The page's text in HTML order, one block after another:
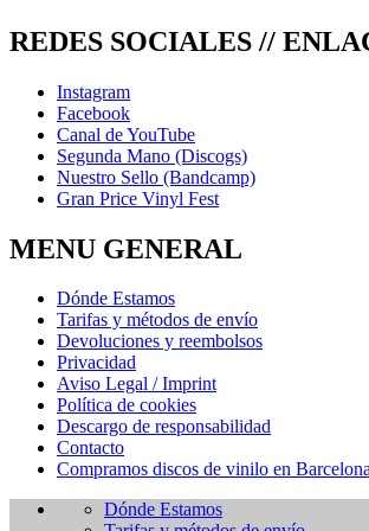
REDES SOCIALES //
Instagram
Facebook
Canal de YouTube
Segunda Mano (Discogs)
Nuestro Sello (Bandcamp)
Gran Price Vinyl Fest
MENU GENERAL
Dónde Estamos
Tarifas y métodos de envío
Devoluciones y reembolsos
Privacidad
Aviso Legal / Imprint
Política de cookies
Descargo de responsabilidad
Contacto
Compramos discos de vinilo en
Dónde Estamos